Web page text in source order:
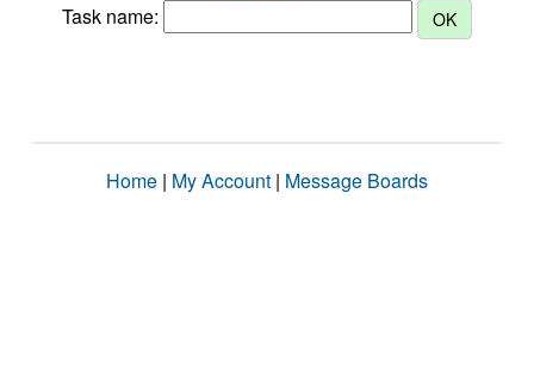
Task name:
Home | My Account | Message Boards